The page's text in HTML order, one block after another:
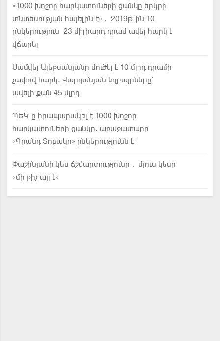
«1000 խոշոր հարկատուների ցանկը երկրի
տնտեսության հայելին է»․ 2019թ-ին 10
ընկերություն 23 միլիարդ դրամ ավել հարկ է
վճարել
Սամվել Ալեքսանյանը մուծել է 10 մլրդ դրամի
չափով հարկ, Վարդանյան եղբայրները՝
ավելի քան 45 մլրդ
ՊԵԿ-ը հրապարակել է 1000 խոշոր
հարկատուների ցանկը. առաջատարը
«Գրանդ Տոբակո» ընկերությունն է
Փաշինյանի կես ճշմարտությունը․ մյուս կեսը
«մի քիչ այլ է»